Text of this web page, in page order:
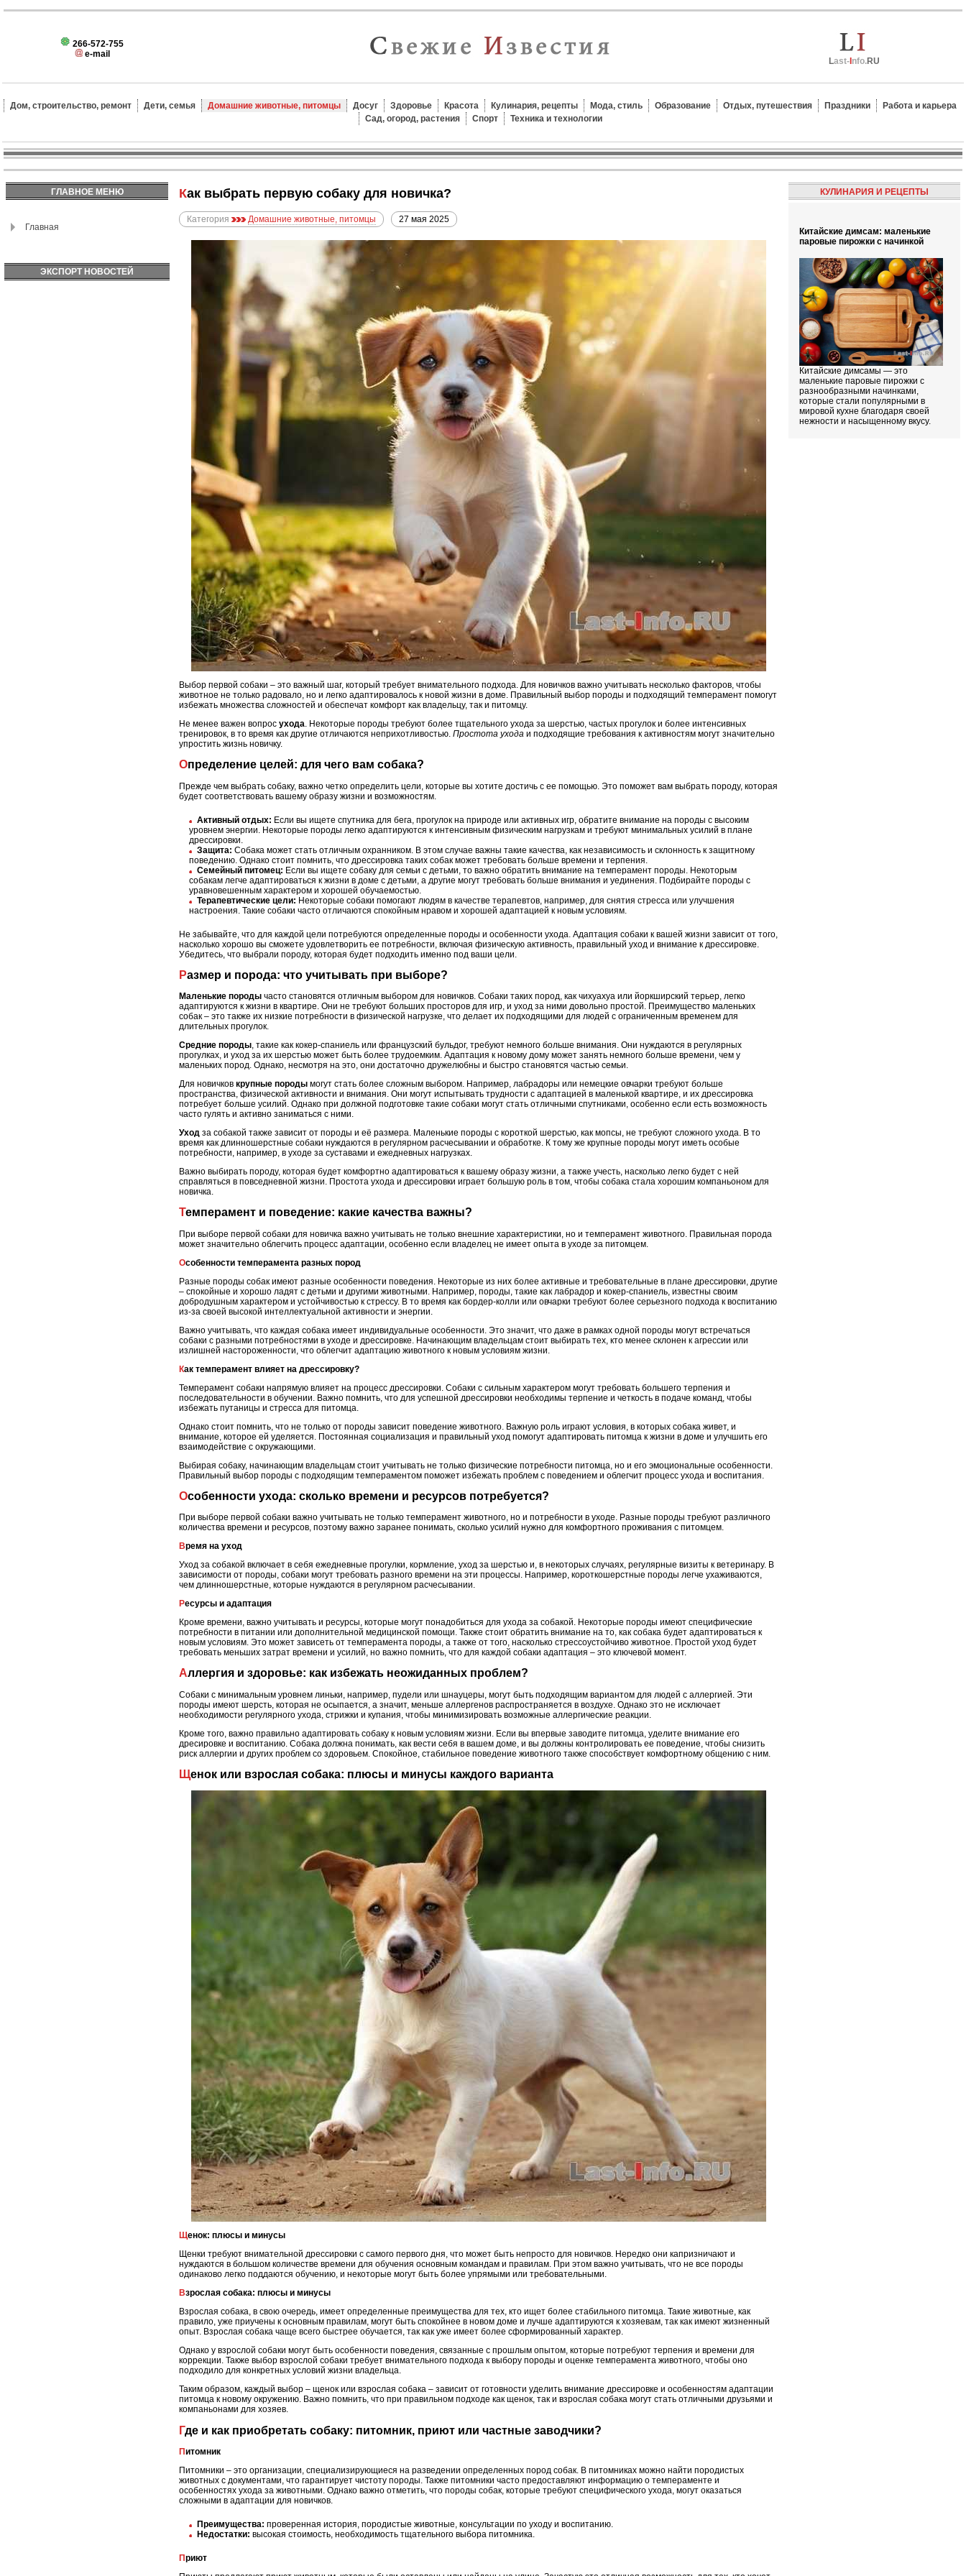
266-572-755
e-mail
Last- nfo.RU
Дом, строительство, ремонт Дети, семья Домашние животные, питомцы Досуг Здоровье Красота Кулинария, рецепты Мода, стиль Образование Отдых, путешествия Праздники
Работа и карьера
Сад, огород, растения
Спорт Техника и технологии
ГЛАВНОЕ МЕНЮ
Главная
ЭКСПОРТ НОВОСТЕЙ
Как выбрать первую собаку для новичка?
Категория Домашние животные, питомцы 27 мая 2025
Выбор первой собаки – это важный шаг, который требует внимательного подхода. Для новичков важно учитывать несколько факторов, чтобы
животное не только радовало, но и легко адаптировалось к новой жизни в доме. Правильный выбор породы и подходящий темперамент помогут
избежать множества сложностей и обеспечат комфорт как владельцу, так и питомцу.
Не менее важен вопрос ухода. Некоторые породы требуют более тщательного ухода за шерстью, частых прогулок и более интенсивных
тренировок, в то время как другие отличаются неприхотливостью. Простота ухода и подходящие требования к активностям могут значительно
упростить жизнь новичку.
Определение целей: для чего вам собака?
Прежде чем выбрать собаку, важно четко определить цели, которые вы хотите достичь с ее помощью. Это поможет вам выбрать породу, которая
будет соответствовать вашему образу жизни и возможностям.
Активный отдых: Если вы ищете спутника для бега, прогулок на природе или активных игр, обратите внимание на породы с высоким
уровнем энергии. Некоторые породы легко адаптируются к интенсивным физическим нагрузкам и требуют минимальных усилий в плане
дрессировки.
Защита: Собака может стать отличным охранником. В этом случае важны такие качества, как независимость и склонность к защитному
поведению. Однако стоит помнить, что дрессировка таких собак может требовать больше времени и терпения.
Семейный питомец: Если вы ищете собаку для семьи с детьми, то важно обратить внимание на темперамент породы. Некоторым
собакам легче адаптироваться к жизни в доме с детьми, а другие могут требовать больше внимания и уединения. Подбирайте породы с
уравновешенным характером и хорошей обучаемостью.
Терапевтические цели: Некоторые собаки помогают людям в качестве терапевтов, например, для снятия стресса или улучшения
настроения. Такие собаки часто отличаются спокойным нравом и хорошей адаптацией к новым условиям.
Не забывайте, что для каждой цели потребуются определенные породы и особенности ухода. Адаптация собаки к вашей жизни зависит от того,
насколько хорошо вы сможете удовлетворить ее потребности, включая физическую активность, правильный уход и внимание к дрессировке.
Убедитесь, что выбрали породу, которая будет подходить именно под ваши цели.
Размер и порода: что учитывать при выборе?
Маленькие породы часто становятся отличным выбором для новичков. Собаки таких пород, как чихуахуа или йоркширский терьер, легко
адаптируются к жизни в квартире. Они не требуют больших просторов для игр, и уход за ними довольно простой. Преимущество маленьких
собак – это также их низкие потребности в физической нагрузке, что делает их подходящими для людей с ограниченным временем для
длительных прогулок.
Средние породы, такие как кокер-спаниель или французский бульдог, требуют немного больше внимания. Они нуждаются в регулярных
прогулках, и уход за их шерстью может быть более трудоемким. Адаптация к новому дому может занять немного больше времени, чем у
маленьких пород. Однако, несмотря на это, они достаточно дружелюбны и быстро становятся частью семьи.
Для новичков крупные породы могут стать более сложным выбором. Например, лабрадоры или немецкие овчарки требуют больше
пространства, физической активности и внимания. Они могут испытывать трудности с адаптацией в маленькой квартире, и их дрессировка
потребует больше усилий. Однако при должной подготовке такие собаки могут стать отличными спутниками, особенно если есть возможность
часто гулять и активно заниматься с ними.
Уход за собакой также зависит от породы и её размера. Маленькие породы с короткой шерстью, как мопсы, не требуют сложного ухода. В то
время как длинношерстные собаки нуждаются в регулярном расчесывании и обработке. К тому же крупные породы могут иметь особые
потребности, например, в уходе за суставами и ежедневных нагрузках.
Важно выбирать породу, которая будет комфортно адаптироваться к вашему образу жизни, а также учесть, насколько легко будет с ней
справляться в повседневной жизни. Простота ухода и дрессировки играет большую роль в том, чтобы собака стала хорошим компаньоном для
новичка.
Темперамент и поведение: какие качества важны?
При выборе первой собаки для новичка важно учитывать не только внешние характеристики, но и темперамент животного. Правильная порода
может значительно облегчить процесс адаптации, особенно если владелец не имеет опыта в уходе за питомцем.
Особенности темперамента разных пород
Разные породы собак имеют разные особенности поведения. Некоторые из них более активные и требовательные в плане дрессировки, другие
– спокойные и хорошо ладят с детьми и другими животными. Например, породы, такие как лабрадор и кокер-спаниель, известны своим
добродушным характером и устойчивостью к стрессу. В то время как бордер-колли или овчарки требуют более серьезного подхода к воспитанию
из-за своей высокой интеллектуальной активности и энергии.
Важно учитывать, что каждая собака имеет индивидуальные особенности. Это значит, что даже в рамках одной породы могут встречаться
собаки с разными потребностями в уходе и дрессировке. Начинающим владельцам стоит выбирать тех, кто менее склонен к агрессии или
излишней настороженности, что облегчит адаптацию животного к новым условиям жизни.
Как темперамент влияет на дрессировку?
Темперамент собаки напрямую влияет на процесс дрессировки. Собаки с сильным характером могут требовать большего терпения и
последовательности в обучении. Важно помнить, что для успешной дрессировки необходимы терпение и четкость в подаче команд, чтобы
избежать путаницы и стресса для питомца.
Однако стоит помнить, что не только от породы зависит поведение животного. Важную роль играют условия, в которых собака живет, и
внимание, которое ей уделяется. Постоянная социализация и правильный уход помогут адаптировать питомца к жизни в доме и улучшить его
взаимодействие с окружающими.
Выбирая собаку, начинающим владельцам стоит учитывать не только физические потребности питомца, но и его эмоциональные особенности.
Правильный выбор породы с подходящим темпераментом поможет избежать проблем с поведением и облегчит процесс ухода и воспитания.
Особенности ухода: сколько времени и ресурсов потребуется?
При выборе первой собаки важно учитывать не только темперамент животного, но и потребности в уходе. Разные породы требуют различного
количества времени и ресурсов, поэтому важно заранее понимать, сколько усилий нужно для комфортного проживания с питомцем.
Время на уход
Уход за собакой включает в себя ежедневные прогулки, кормление, уход за шерстью и, в некоторых случаях, регулярные визиты к ветеринару. В
зависимости от породы, собаки могут требовать разного времени на эти процессы. Например, короткошерстные породы легче ухаживаются,
чем длинношерстные, которые нуждаются в регулярном расчесывании.
Ресурсы и адаптация
Кроме времени, важно учитывать и ресурсы, которые могут понадобиться для ухода за собакой. Некоторые породы имеют специфические
потребности в питании или дополнительной медицинской помощи. Также стоит обратить внимание на то, как собака будет адаптироваться к
новым условиям. Это может зависеть от темперамента породы, а также от того, насколько стрессоустойчиво животное. Простой уход будет
требовать меньших затрат времени и усилий, но важно помнить, что для каждой собаки адаптация – это ключевой момент.
Аллергия и здоровье: как избежать неожиданных проблем?
Собаки с минимальным уровнем линьки, например, пудели или шнауцеры, могут быть подходящим вариантом для людей с аллергией. Эти
породы имеют шерсть, которая не осыпается, а значит, меньше аллергенов распространяется в воздухе. Однако это не исключает
необходимости регулярного ухода, стрижки и купания, чтобы минимизировать возможные аллергические реакции.
Кроме того, важно правильно адаптировать собаку к новым условиям жизни. Если вы впервые заводите питомца, уделите внимание его
дресировке и воспитанию. Собака должна понимать, как вести себя в вашем доме, и вы должны контролировать ее поведение, чтобы снизить
риск аллергии и других проблем со здоровьем. Спокойное, стабильное поведение животного также способствует комфортному общению с ним.
Щенок или взрослая собака: плюсы и минусы каждого варианта
Щенок: плюсы и минусы
Щенки требуют внимательной дрессировки с самого первого дня, что может быть непросто для новичков. Нередко они капризничают и
нуждаются в большом количестве времени для обучения основным командам и правилам. При этом важно учитывать, что не все породы
одинаково легко поддаются обучению, и некоторые могут быть более упрямыми или требовательными.
Взрослая собака: плюсы и минусы
Взрослая собака, в свою очередь, имеет определенные преимущества для тех, кто ищет более стабильного питомца. Такие животные, как
правило, уже приучены к основным правилам, могут быть спокойнее в новом доме и лучше адаптируются к хозяевам, так как имеют жизненный
опыт. Взрослая собака чаще всего быстрее обучается, так как уже имеет более сформированный характер.
Однако у взрослой собаки могут быть особенности поведения, связанные с прошлым опытом, которые потребуют терпения и времени для
коррекции. Также выбор взрослой собаки требует внимательного подхода к выбору породы и оценке темперамента животного, чтобы оно
подходило для конкретных условий жизни владельца.
Таким образом, каждый выбор – щенок или взрослая собака – зависит от готовности уделить внимание дрессировке и особенностям адаптации
питомца к новому окружению. Важно помнить, что при правильном подходе как щенок, так и взрослая собака могут стать отличными друзьями и
компаньонами для хозяев.
Где и как приобретать собаку: питомник, приют или частные заводчики?
Питомник
Питомники – это организации, специализирующиеся на разведении определенных пород собак. В питомниках можно найти породистых
животных с документами, что гарантирует чистоту породы. Также питомники часто предоставляют информацию о темпераменте и
особенностях ухода за животными. Однако важно отметить, что породы собак, которые требуют специфического ухода, могут оказаться
сложными в адаптации для новичков.
Преимущества: проверенная история, породистые животные, консультации по уходу и воспитанию.
Недостатки: высокая стоимость, необходимость тщательного выбора питомника.
Приют
КУЛИНАРИЯ И РЕЦЕПТЫ
Китайские димсам: маленькие
паровые пирожки с начинкой
Китайские димсамы — это
маленькие паровые пирожки с
разнообразными начинками,
которые стали популярными в
мировой кухне благодаря своей
нежности и насыщенному вкусу.